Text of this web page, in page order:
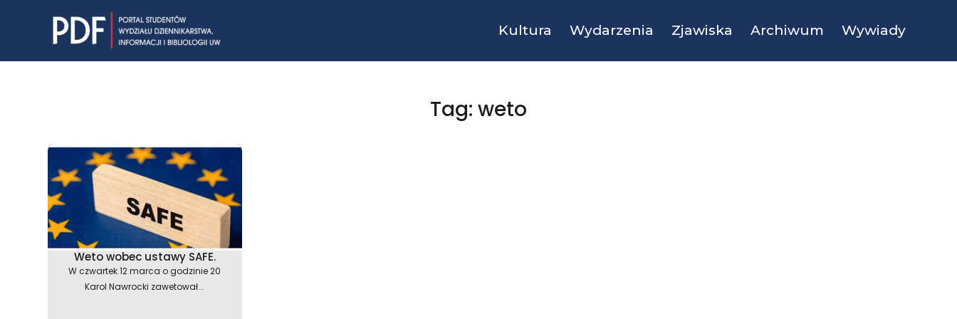
Kultura Wydarzenia Zjawiska Archiwum Wywiady
Tag: weto
Weto wobec ustawy SAFE.
W czwartek 12 marca o godzinie 20
Karol Nawrocki zawetował...